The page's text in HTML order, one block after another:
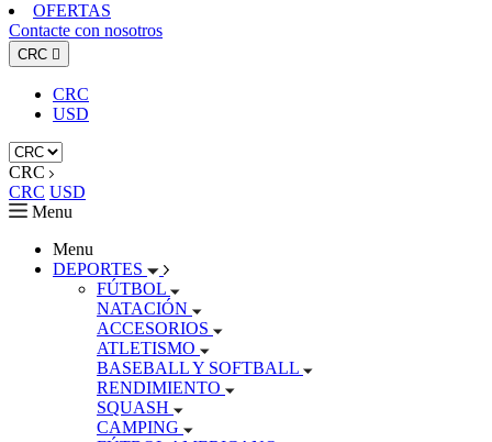
OFERTAS
Contacte con nosotros
CRC 
CRC
USD
CRC
CRC USD
Menu
Menu
DEPORTES
FÚTBOL
NATACIÓN
ACCESORIOS
ATLETISMO
BASEBALL Y SOFTBALL
RENDIMIENTO
SQUASH
CAMPING